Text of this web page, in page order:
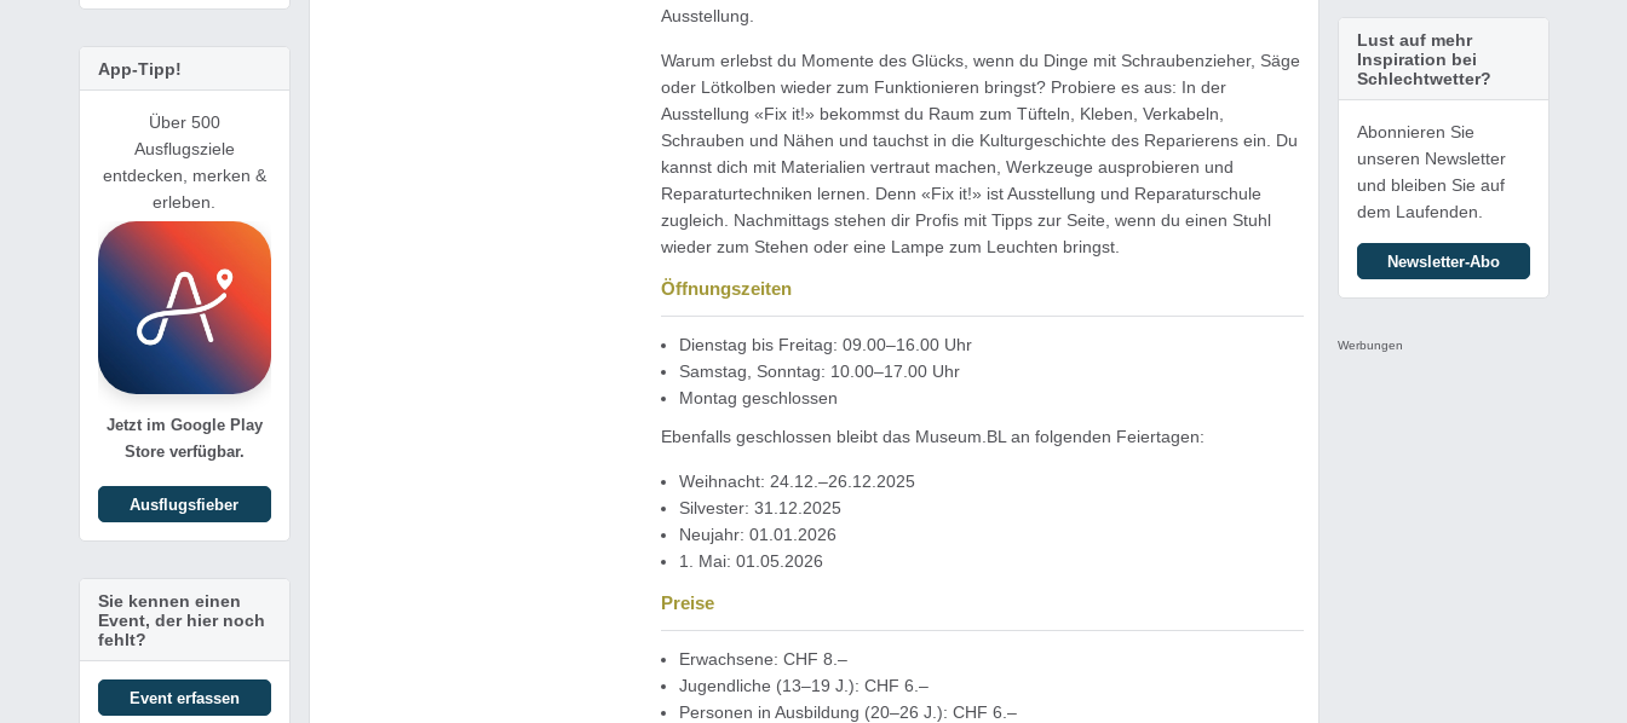
App-Tipp!
Über 500
Ausflugsziele
entdecken, merken &
erleben.
Jetzt im Google Play
Store verfügbar.
Ausflugsfieber
Sie kennen einen
Event, der hier noch
fehlt?
Event erfassen
Ausstellung.
Warum erlebst du Momente des Glücks, wenn du Dinge mit Schraubenzieher, Säge
oder Lötkolben wieder zum Funktionieren bringst? Probiere es aus: In der
Ausstellung «Fix it!» bekommst du Raum zum Tüfteln, Kleben, Verkabeln,
Schrauben und Nähen und tauchst in die Kulturgeschichte des Reparierens ein. Du
kannst dich mit Materialien vertraut machen, Werkzeuge ausprobieren und
Reparaturtechniken lernen. Denn «Fix it!» ist Ausstellung und Reparaturschule
zugleich. Nachmittags stehen dir Profis mit Tipps zur Seite, wenn du einen Stuhl
wieder zum Stehen oder eine Lampe zum Leuchten bringst.
Öffnungszeiten
Dienstag bis Freitag: 09.00–16.00 Uhr
Samstag, Sonntag: 10.00–17.00 Uhr
Montag geschlossen
Ebenfalls geschlossen bleibt das Museum.BL an folgenden Feiertagen:
Weihnacht: 24.12.–26.12.2025
Silvester: 31.12.2025
Neujahr: 01.01.2026
1. Mai: 01.05.2026
Preise
Erwachsene: CHF 8.–
Jugendliche (13–19 J.): CHF 6.–
Personen in Ausbildung (20–26 J.): CHF 6.–
Lust auf mehr
Inspiration bei
Schlechtwetter?
Abonnieren Sie
unseren Newsletter
und bleiben Sie auf
dem Laufenden.
Newsletter-Abo
Werbungen